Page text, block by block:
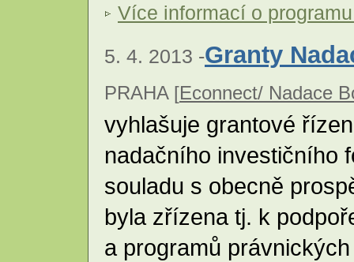
Více informací o
5. 4. 2013 -Granty
PRAHA [Econnect/ Nadace
vyhlašuje grantové
nadačního investičního
souladu s obecně
byla zřízena tj. k
a programů